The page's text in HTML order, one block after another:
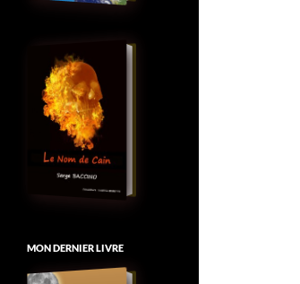
MON DERNIER LIVRE